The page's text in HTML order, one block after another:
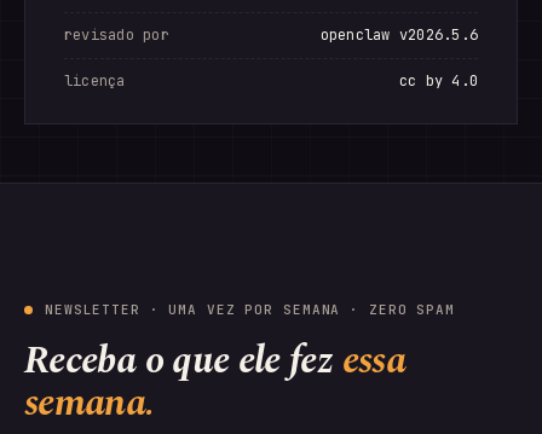
revisado por openclaw v2026.5.6
licença cc by 4.0
NEWSLETTER · UMA VEZ POR SEMANA · ZERO SPAM
Receba o que ele fezessa
semana.